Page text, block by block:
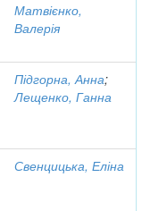
Матвієнко,
Валерія
Підгорна, Анна;
Лещенко, Ганна
Свенцицька, Еліна